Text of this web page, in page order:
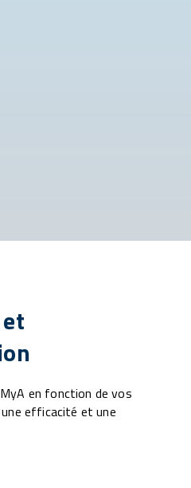
en fonction de vos
efficacité et une